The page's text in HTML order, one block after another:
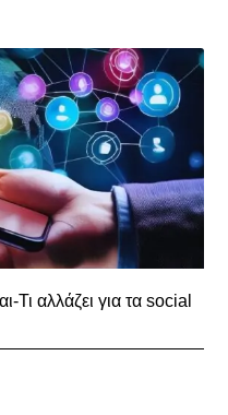
Τι αλλάζει για τα social